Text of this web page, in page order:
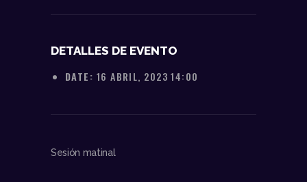
ACTUACIONES
DETALLES DE EVENTO
DATE: 16 ABRIL, 2023 14:00
Sesión matinal